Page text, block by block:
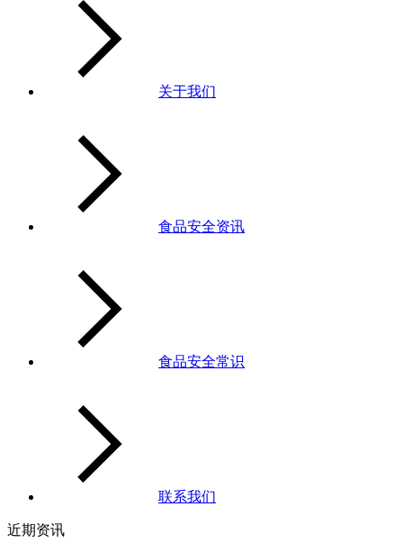
关于我们
食品安全资讯
食品安全常识
联系我们
近期资讯